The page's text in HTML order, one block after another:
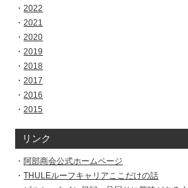
2022
2021
2020
2019
2018
2017
2016
2015
リンク
阿部商会公式ホームページ
THULEルーフキャリアここだけの話